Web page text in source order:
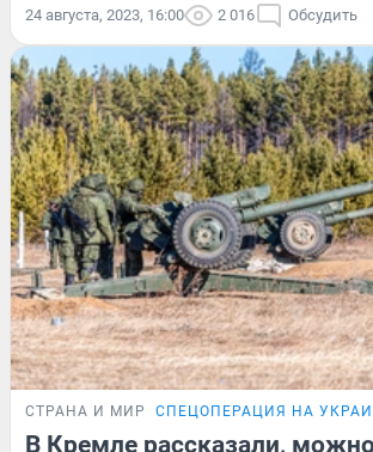
24 августа, 2023, 16:00 2 016 Обсудить
СТРАНА И МИР СПЕЦОПЕРАЦИЯ НА
В Кремле рассказали,